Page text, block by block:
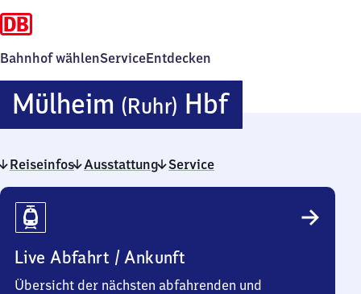
Bahnhof wählenServiceEntdecken
Mülheim (Ruhr) HbfMülheim
(Ruhr)
Reiseinfos Ausstattung Service
Reiseinfos
Live Abfahrt / Ankunft
Übersicht der nächsten abfahrenden und